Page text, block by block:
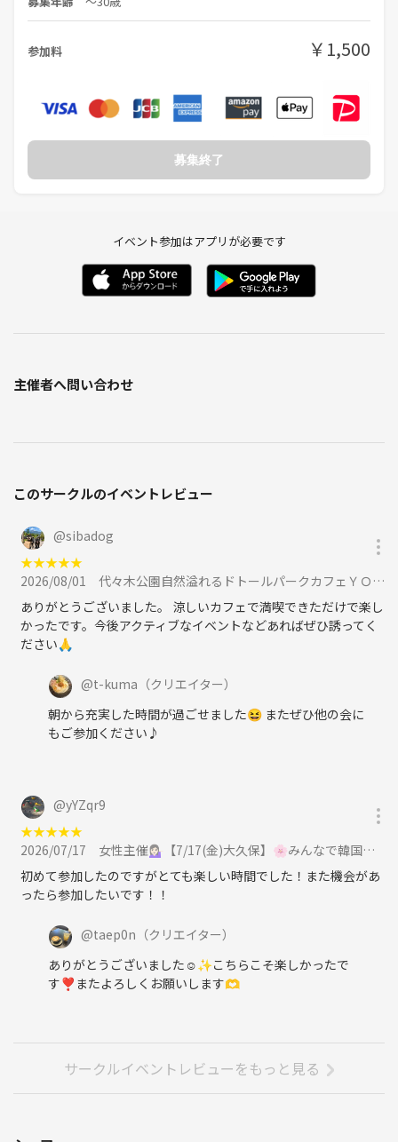
参加料 ￥1,500
募集終了
イベント参加はアプリが必要です
主催者へ問い合わせ
このサークルのイベントレビュー
@sibadog
★★★★★
2026/08/01
代々木公園自然溢れるドトールパークカフェＹＯＹＯＧＩで朝カフェ＆朝ウォーキング☀️に参加
ありがとうございました。 涼しいカフェで満喫できただけで楽し
かったです。今後アクティブなイベントなどあればぜひ誘ってく
ださい🙏
@t-kuma （クリエイター）
朝から充実した時間が過ごせました😆 またぜひ他の会に
もご参加ください♪
@yYZqr9
★★★★★
2026/07/17
女性主催💁🏻‍♀️【7/17(金)大久保】🌸みんなで韓国料理たべませんか？🇰🇷🥘に参加
初めて参加したのですがとても楽しい時間でした！また機会があ
ったら参加したいです！！
@taep0n （クリエイター）
ありがとうございました☺️✨こちらこそ楽しかったで
す❣️またよろしくお願いします🫶
サークルイベントレビューをもっと見る